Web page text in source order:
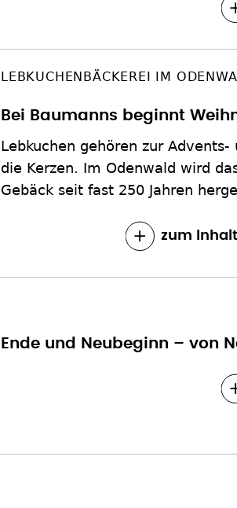
LEBKUCHENBÄCKEREI IM
Bei Baumanns beginnt
Lebkuchen gehören zur
die Kerzen. Im Odenwald wird
Gebäck seit fast 250 Jahren
zum Inhalt
Ende und Neubeginn – von